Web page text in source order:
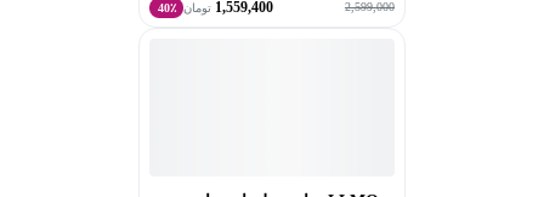
2,599,000
1,559,400 تومان 40٪